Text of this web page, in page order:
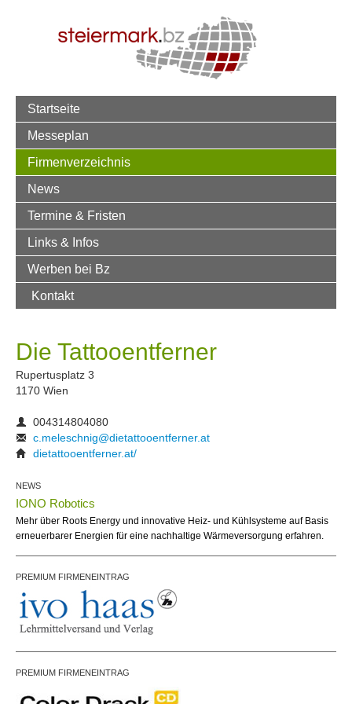
Startseite
Messeplan
Firmenverzeichnis
News
Termine & Fristen
Links & Infos
Werben bei Bz
Kontakt
Die Tattooentferner
Rupertusplatz 3
1170 Wien
004314804080
c.meleschnig@dietattooentferner.at
dietattooentferner.at/
NEWS
IONO Robotics
Mehr über Roots Energy und innovative Heiz- und Kühlsysteme auf Basis
erneuerbarer Energien für eine nachhaltige Wärmeversorgung erfahren.
PREMIUM FIRMENEINTRAG
PREMIUM FIRMENEINTRAG